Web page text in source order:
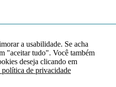
a usabilidade. Se acha
"aceitar tudo". Você também
deseja clicando em
política de privacidade